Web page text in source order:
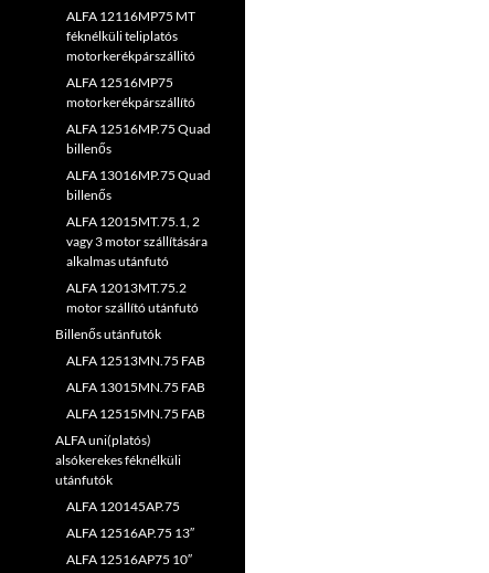
ALFA 12116MP75 MT
féknélküli teliplatós
motorkerékpárszállitó
ALFA 12516MP75
motorkerékpárszállító
ALFA 12516MP.75 Quad
billenős
ALFA 13016MP.75 Quad
billenős
ALFA 12015MT.75.1, 2
vagy 3 motor szállítására
alkalmas utánfutó
ALFA 12013MT.75.2
motor szállító utánfutó
Billenős utánfutók
ALFA 12513MN.75 FAB
ALFA 13015MN.75 FAB
ALFA 12515MN.75 FAB
ALFA uni(platós)
alsókerekes féknélküli
utánfutók
ALFA 120145AP.75
ALFA 12516AP.75 13″
ALFA 12516AP75 10″